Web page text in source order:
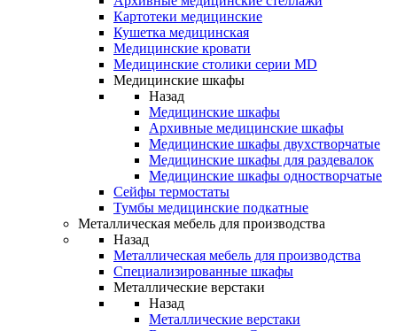
Картотеки медицинские
Кушетка медицинская
Медицинские кровати
Медицинские столики серии MD
Медицинские шкафы
Назад
Медицинские шкафы
Архивные медицинские шкафы
Медицинские шкафы двухстворчатые
Медицинские шкафы для раздевалок
Медицинские шкафы одностворчатые
Сейфы термостаты
Тумбы медицинские подкатные
Металлическая мебель для производства
Назад
Металлическая мебель для производства
Cпециализированные шкафы
Металлические верстаки
Назад
Металлические верстаки